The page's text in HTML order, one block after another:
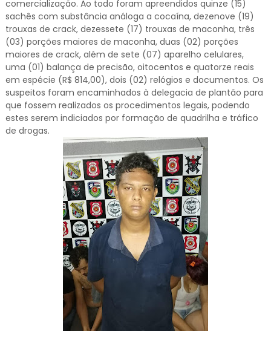
comercialização. Ao todo foram apreendidos quinze (15)
sachês com substância análoga a cocaína, dezenove (19)
trouxas de crack, dezessete (17) trouxas de maconha, três
(03) porções maiores de maconha, duas (02) porções
maiores de crack, além de sete (07) aparelho celulares,
uma (01) balança de precisão, oitocentos e quatorze reais
em espécie (R$ 814,00), dois (02) relógios e documentos. Os
suspeitos foram encaminhados à delegacia de plantão para
que fossem realizados os procedimentos legais, podendo
estes serem indiciados por formação de quadrilha e tráfico
de drogas.